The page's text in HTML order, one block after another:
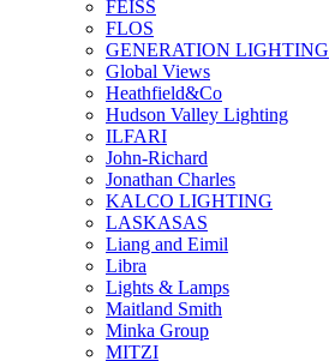
FEISS
FLOS
GENERATION LIGHTING
Global Views
Heathfield&Co
Hudson Valley Lighting
ILFARI
John-Richard
Jonathan Charles
KALCO LIGHTING
LASKASAS
Liang and Eimil
Libra
Lights & Lamps
Maitland Smith
Minka Group
MITZI